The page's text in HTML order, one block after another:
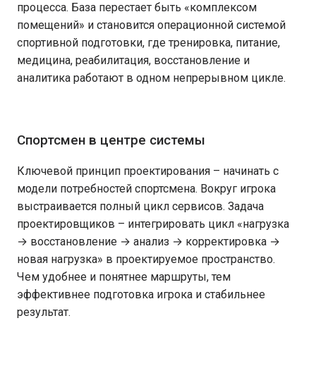
процесса. База перестает быть «комплексом
помещений» и становится операционной системой
спортивной подготовки, где тренировка, питание,
медицина, реабилитация, восстановление и
аналитика работают в одном непрерывном цикле.
Спортсмен в центре системы
Ключевой принцип проектирования – начинать с
модели потребностей спортсмена. Вокруг игрока
выстраивается полный цикл сервисов. Задача
проектировщиков – интегрировать цикл «нагрузка
→ восстановление → анализ → корректировка →
новая нагрузка» в проектируемое пространство.
Чем удобнее и понятнее маршруты, тем
эффективнее подготовка игрока и стабильнее
результат.